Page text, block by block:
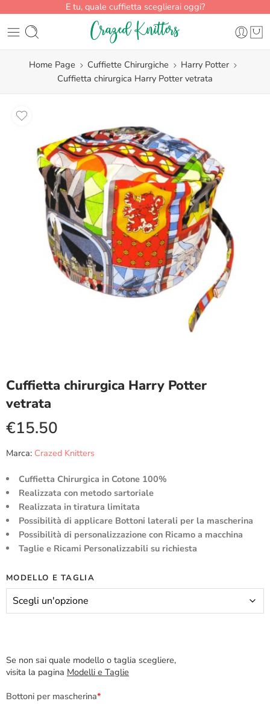
E tu, quale cuffietta sceglierai oggi?
Home Page Cuffiette Chirurgiche
Harry Potter
Cuffietta chirurgica Harry Potter vetrata
Cuffietta chirurgica Harry Potter
vetrata
€15.50
Marca: Crazed Knitters
Cuffietta Chirurgica in Cotone 100%
Realizzata con metodo sartoriale
Realizzata in tiratura limitata
Possibilità di applicare Bottoni laterali per la mascherina
Possibilità di personalizzazione con Ricamo a macchina
Taglie e Ricami Personalizzabili su richiesta
MODELLO E TAGLIA
Se non sai quale modello o taglia scegliere,
visita la pagina Modelli e Taglie
Bottoni per mascherina*